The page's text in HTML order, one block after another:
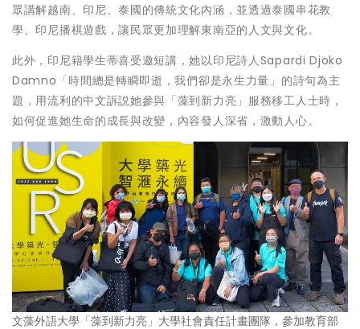
眾講解越南、印尼、泰國的傳統文化內涵，並透過泰國串花教
學、印尼播棋遊戲，讓民眾更加理解東南亞的人文與文化。
此外，印尼籍學生蒂喜受邀短講，她以印尼詩人Sapardi Djoko
Damno「時間總是轉瞬即逝，我們卻是永生力量」的詩句為主
題，用流利的中文訴説她參與「藻到新力亮」服務移工人士時，
如何促進她生命的成長與改變，內容發人深省，激動人心。
文藻外語大學「藻到新力亮」大學社會責任計畫團隊，參加教育部